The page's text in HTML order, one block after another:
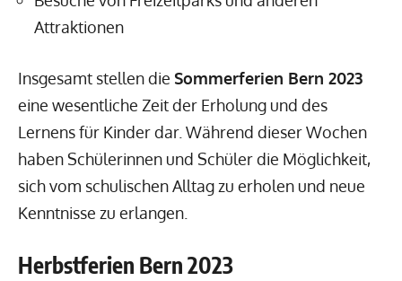
Attraktionen
Insgesamt stellen die Sommerferien Bern 2023
eine wesentliche Zeit der Erholung und des
Lernens für Kinder dar. Während dieser Wochen
haben Schülerinnen und Schüler die Möglichkeit,
sich vom schulischen Alltag zu erholen und neue
Kenntnisse zu erlangen.
Herbstferien Bern 2023